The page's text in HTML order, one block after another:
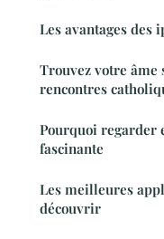
Les avantages des
Trouvez votre
rencontres
Pourquoi regarder
fascinante
Les meilleures
découvrir